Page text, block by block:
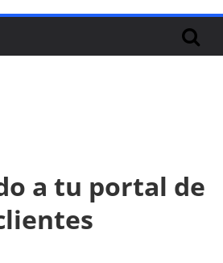
a tu portal de